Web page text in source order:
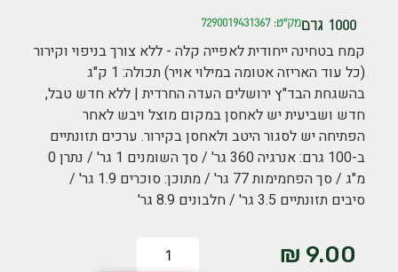
1000 גרם מק"ט: 7290019431367
קמח בטחינה ייחודית לאפייה קלה - ללא צורך בניפוי וקירור
(כל עוד האריזה אטומה במילוי אויר) תכולה: 1 ק"ג
בהשגחת הבד"ץ ירושלים העדה החרדית | ללא חדש טבל,
חדש ושביעית יש לאחסן במקום מוצל ויבש לאחר
הפתיחה יש לסגור היטב ולאחסן בקירור. ערכים תזונתיים
ב-100 גרם: אנרגיה 360 גר' / סך השומנים 1 גר' / נתרן 0
מ"ג / סך הפחמימות 77 גר' / מתוכן: סוכרים 1.9 גר' /
סיבים תזונתיים 3.5 גר' / חלבונים 8.9 גר'
9.00
₪